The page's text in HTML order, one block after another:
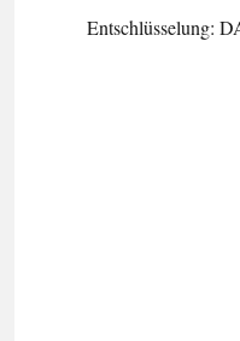
Entschlüsselung: